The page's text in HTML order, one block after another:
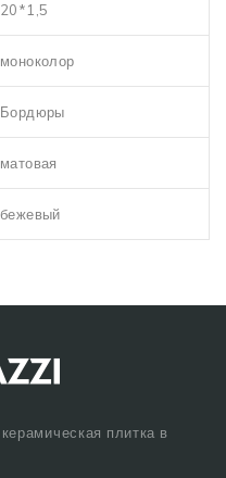
20*1,5
моноколор
Бордюры
матовая
бежевый
плитка в